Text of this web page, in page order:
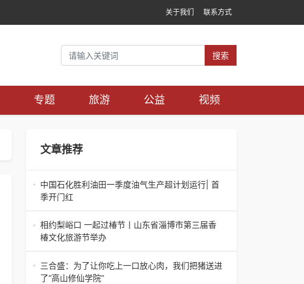
关于我们 联系方式
搜索
专题 旅游 公益 视频
文章推荐
中国石化胜利油田一季度油气生产超计划运行| 首
季开门红
中国石化胜利油田一季度油气生产超计划运行| 首
季开门红济南电（记者 瑞夫 胜宣）2026年一季
度，中国石化胜利油田生产原油585.86万吨，天
相约梨峪口 一起过椿节丨山东省淄博市第三届香
椿文化旅游节举办
相约梨峪口 一起过椿节丨山东省淄博市第三届香
椿文化旅游节举办济南电（记者 瑞夫）4月18
日，山东省淄博市第三届香椿文化旅游节暨党建
三合盛：为了让你吃上一口放心肉，我们把猪送进
了“高山修仙学院”